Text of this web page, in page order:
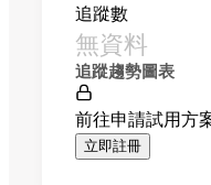
追蹤數
無資料
追蹤趨勢圖表
前往申請試用方
立即註冊